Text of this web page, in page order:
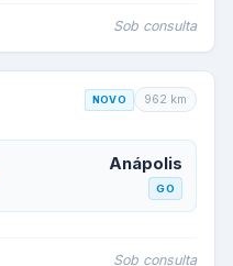
Sob consulta
NOVO 962 km
Anápolis
GO
Sob consulta